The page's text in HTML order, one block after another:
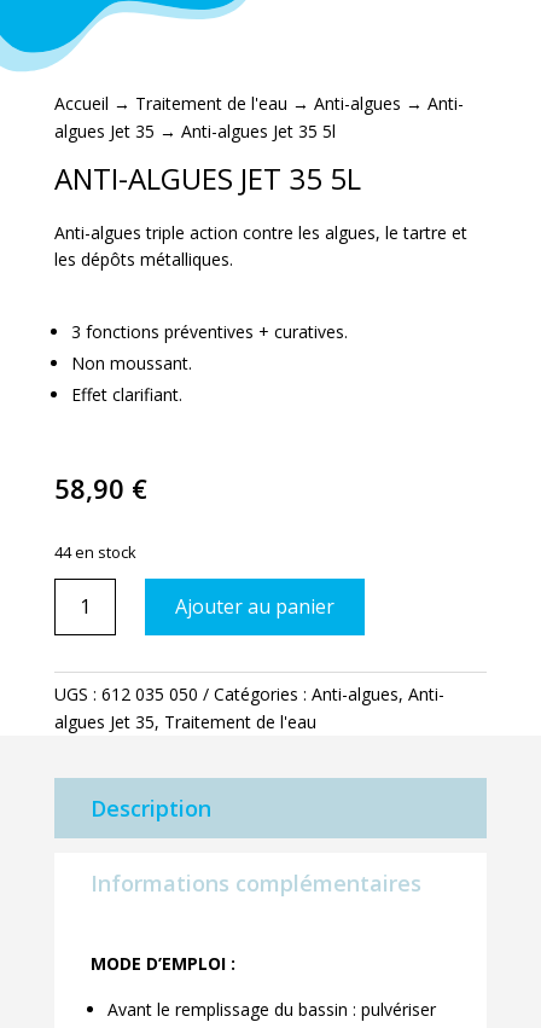
Accueil → Traitement de l'eau → Anti-algues → Anti-
algues Jet 35 → Anti-algues Jet 35 5l
ANTI-ALGUES JET 35 5L
Anti-algues triple action contre les algues, le tartre et
les dépôts métalliques.
3 fonctions préventives + curatives.
Non moussant.
Effet clarifiant.
58,90 €
44 en stock
algues
Jet
35
Ajouter au panier
UGS : 612 035 050 Catégories : Anti-algues, Anti-
algues Jet 35, Traitement de l'eau
Description
Informations complémentaires
MODE D’EMPLOI :
Avant le remplissage du bassin : pulvériser